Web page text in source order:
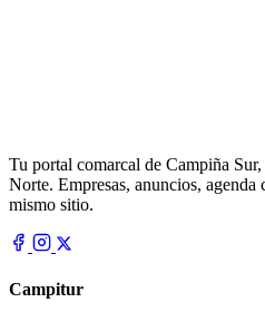
Tu portal comarcal de Campiña
Norte. Empresas, anuncios,
mismo sitio.
Campitur